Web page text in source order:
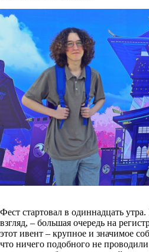
Фест стартовал в одиннадцать
взгляд, – большая очередь на
этот ивент – крупное и значимое
что ничего подобного не